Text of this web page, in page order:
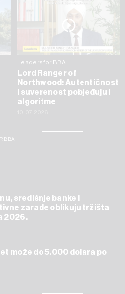
Leaders for BBA
Lord Ranger of
Northwood: Autentičnost
i suverenost pobjeđuju i
algoritme
BBA
središnje banke i
zarade oblikuju tržišta
2026.
može do 5.000 dolara po